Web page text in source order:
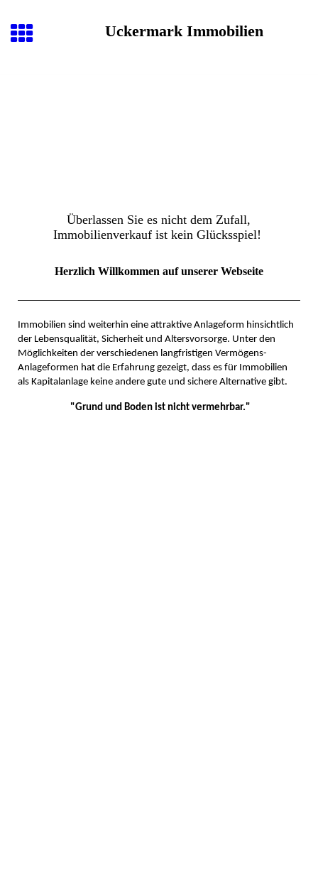
Uckermark Immobilien
Überlassen Sie es nicht dem Zufall,
Immobilienverkauf ist kein Glücksspiel!
Herzlich Willkommen auf unserer Webseite
Immobilien sind weiterhin eine attraktive Anlageform hinsichtlich
der Lebensqualität, Sicherheit und Altersvorsorge. Unter den
Möglichkeiten der verschiedenen langfristigen Vermögens-
Anlageformen hat die Erfahrung gezeigt, dass es für Immobilien
als Kapitalanlage keine andere gute und sichere Alternative gibt.
"Grund und Boden ist nicht vermehrbar."